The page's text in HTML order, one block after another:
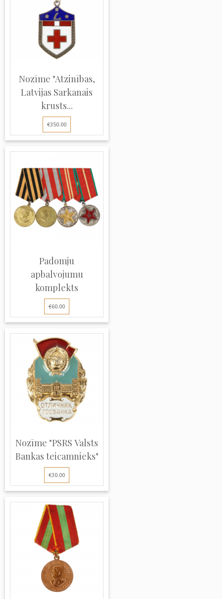
Nozīme "Atzinības,
Latvijas Sarkanais
krusts...
€350.00
Padomju
apbalvojumu
komplekts
€60.00
Nozīme "PSRS Valsts
Bankas teicamnieks"
€30.00